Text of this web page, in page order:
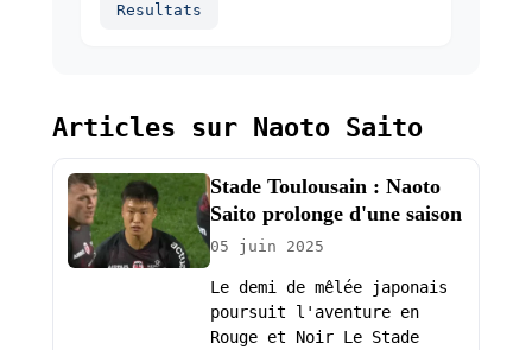
Resultats
Articles sur Naoto Saito
Stade Toulousain : Naoto
Saito prolonge d'une saison
05 juin 2025
Le demi de mêlée japonais
poursuit l'aventure en
Rouge et Noir Le Stade